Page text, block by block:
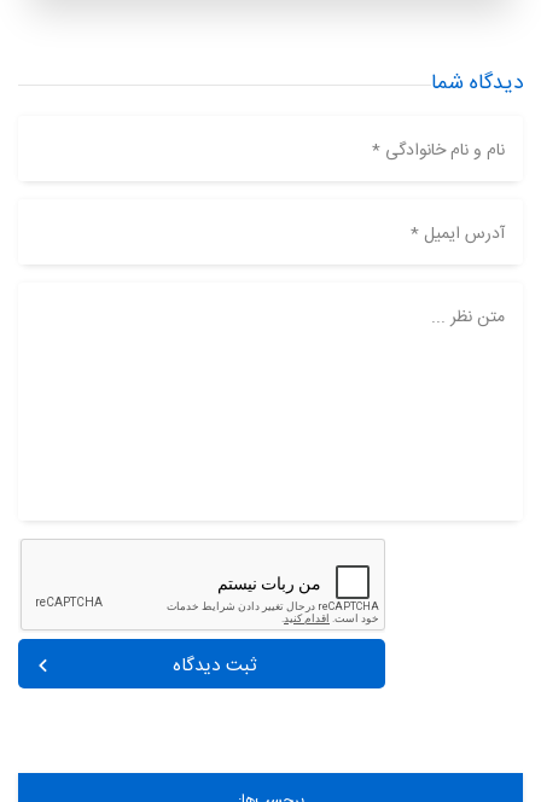
دیدگاه شما
نام و نام خانوادگی *
آدرس ایمیل *
متن نظر ...
ثبت دیدگاه